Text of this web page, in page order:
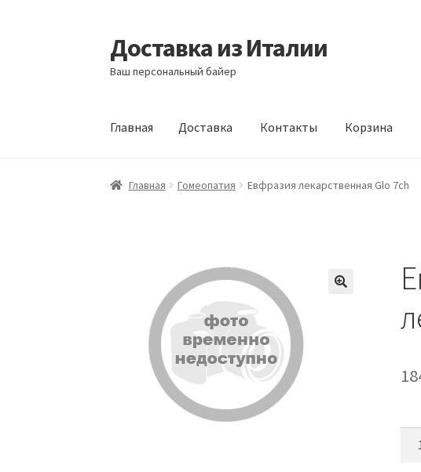
Перейти
к
навигации
Перейти
к
содержимому
Доставка из Италии
Ваш персональный байер
Главная Доставка Контакты Корзина
Главная Доставка Контакты Мой аккаунт
Главная Гомеопатия Евфразия лекарственная Glo 7ch